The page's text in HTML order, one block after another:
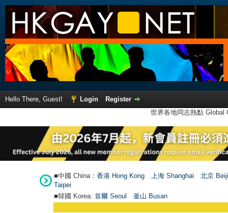
Hello There, Guest! Login
Register
世界各地同志熱點
■中國 China： 香港 Hong Kong 上海 Shanghai
北京
Taipei
■韓國 Korea: 首爾 Seoul 釜山 Busan